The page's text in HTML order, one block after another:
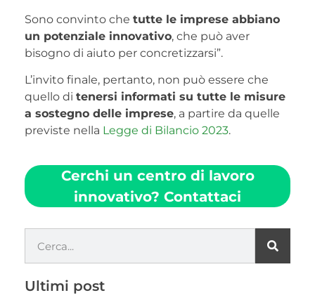
Sono convinto che tutte le imprese abbiano
un potenziale innovativo, che può aver
bisogno di aiuto per concretizzarsi”.
L’invito finale, pertanto, non può essere che
quello di tenersi informati su tutte le misure
a sostegno delle imprese, a partire da quelle
previste nella Legge di Bilancio 2023.
Cerchi un centro di lavoro
innovativo? Contattaci
Ultimi post